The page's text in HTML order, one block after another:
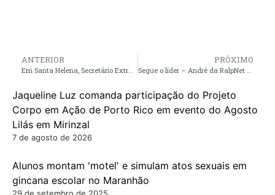
ANTERIOR PRÓXIMO
Jaqueline Luz comanda participação do Projeto
Corpo em Ação de Porto Rico em evento do Agosto
Lilás em Mirinzal
7 de agosto de 2026
Alunos montam 'motel' e simulam atos sexuais em
gincana escolar no Maranhão